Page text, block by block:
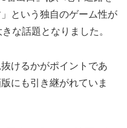
という独自のゲーム性が
な話題となりました。
けるかがポイントであ
にも引き継がれていま